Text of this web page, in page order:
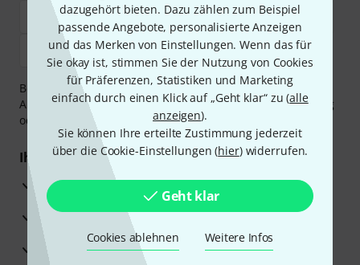
dazugehört bieten. Dazu zählen zum Beispiel
passende Angebote, personalisierte Anzeigen
und das Merken von Einstellungen. Wenn das für
Sie okay ist, stimmen Sie der Nutzung von Cookies
für Präferenzen, Statistiken und Marketing
einfach durch einen Klick auf „Geht klar“ zu (alle
anzeigen).
Sie können Ihre erteilte Zustimmung jederzeit
über die Cookie-Einstellungen (hier) widerrufen.
Geht klar
Cookies ablehnen Weitere Infos
Bezahlen Sie vertraulich und sicher per Vorkasse, PayPal,
Amazon Pay, Klarna Sofort bezahlen,Klarna Ratenzahlung
oder Kreditkarte.
Ihre Vorteile
3 Jahre Thomann Garantie
30 Tage Money-Back-Garantie
Reparaturservice